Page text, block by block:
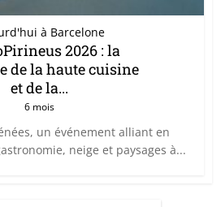
à Barcelone
2026 : la
de la haute cuisine
et de la...
6 mois
un événement alliant en
neige et paysages à...